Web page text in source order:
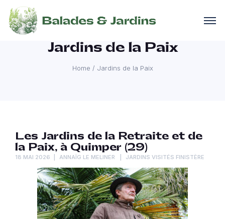
Jardins de la Paix
Home / Jardins de la Paix
Les Jardins de la Retraite et de
la Paix, à Quimper (29)
18 MAI 2026 ANNAÏG LE MELINER JARDINS VISITÉS FINISTÈRE